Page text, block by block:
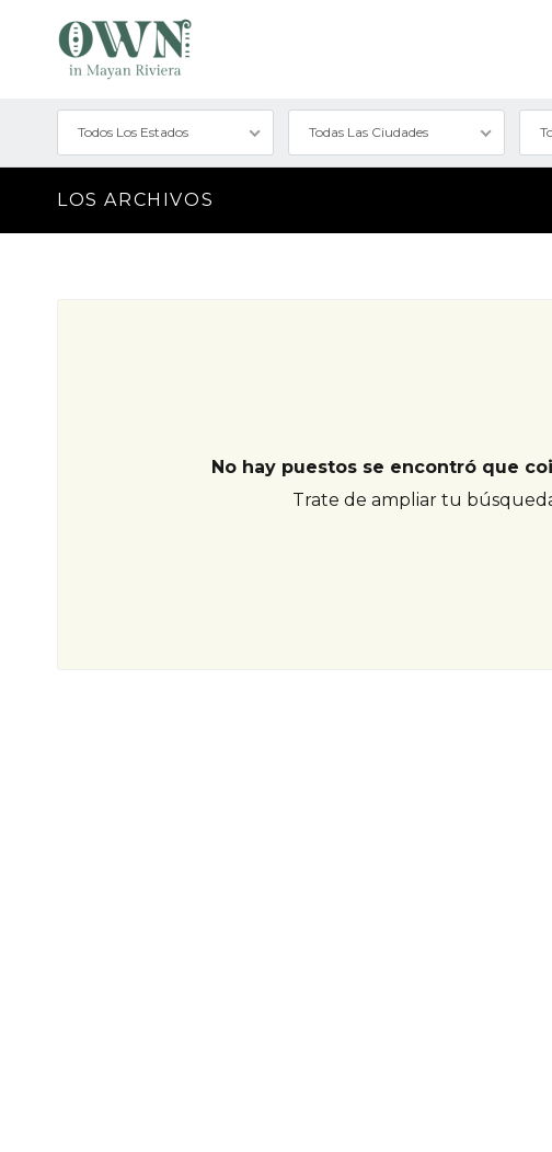
Todos Los Estados Todas Las Ciudades
LOS ARCHIVOS
No hay puestos se encontró que
Trate de ampliar tu